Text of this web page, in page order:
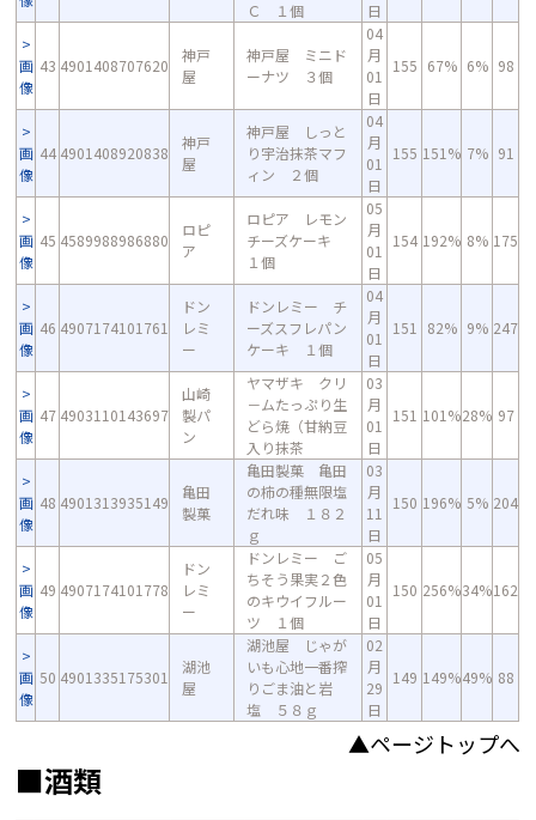
Ｃ １個
日
画
像
43 4901408707620
神戸
屋
神戸屋 ミニド
ーナツ ３個
04
月
01
日
155 67% 6% 98
画
像
44 4901408920838
神戸
屋
神戸屋 しっと
り宇治抹茶マフ
ィン ２個
04
月
01
日
155 151% 7% 91
画
像
45 4589988986880
ロピ
ア
ロピア レモン
チーズケーキ
１個
05
月
01
日
154 192% 8% 175
画
像
46 4907174101761
ドン
レミ
ー
ドンレミー チ
ーズスフレパン
ケーキ １個
04
月
01
日
151 82% 9% 247
画
像
47 4903110143697
山崎
製パ
ン
ヤマザキ クリ
－ムたっぷり生
どら焼（甘納豆
入り抹茶
03
月
01
日
151 101%28% 97
画
像
48 4901313935149
亀田
製菓
亀田製菓 亀田
の柿の種無限塩
だれ味 １８２
ｇ
03
月
11
日
150 196% 5% 204
画
像
49 4907174101778
ドン
レミ
ー
ドンレミー ご
ちそう果実２色
のキウイフルー
ツ １個
05
月
01
日
150 256%34%162
画
像
50 4901335175301
湖池
屋
湖池屋 じゃが
いも心地一番搾
りごま油と岩
塩 ５８ｇ
02
月
29
日
149 149%49% 88
▲ページトップへ
■酒類